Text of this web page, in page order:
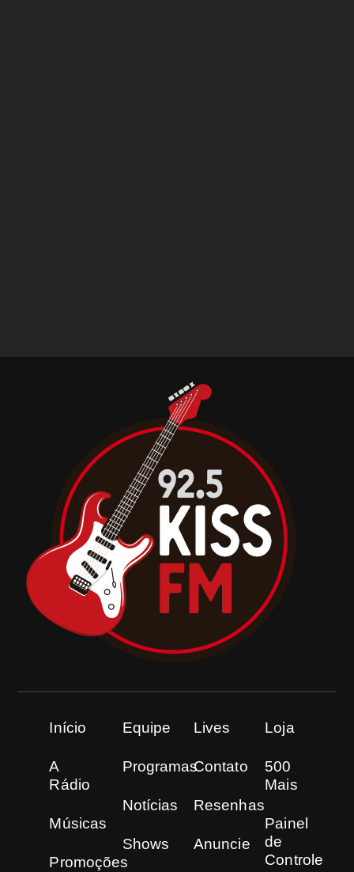
Início
A
Rádio
Músicas
Promoções
Equipe
Programas
Notícias
Shows
Lives
Contato
Resenhas
Anuncie
Loja
500
Mais
Painel
de
Controle